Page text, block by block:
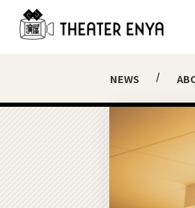
NEWS